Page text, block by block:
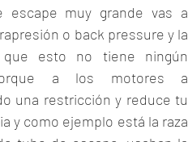
escape muy grande vas a
o back pressure y la
esto no tiene ningún
a los motores a
una restricción y reduce tu
y como ejemplo está la raza